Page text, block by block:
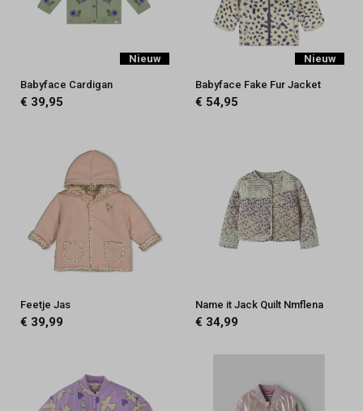
Nieuw
Babyface Cardigan
€ 39,95
Nieuw
Babyface Fake Fur Jacket
€ 54,95
Feetje Jas
€ 39,99
Name it Jack Quilt Nmflena
€ 34,99